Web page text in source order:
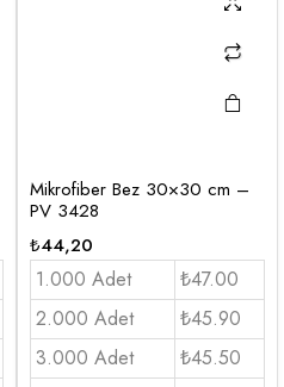
Mikrofiber Bez 30×30 cm –
PV 3428
₺44,20
1.000 Adet
₺47.00
2.000 Adet
₺45.90
3.000 Adet
₺45.50